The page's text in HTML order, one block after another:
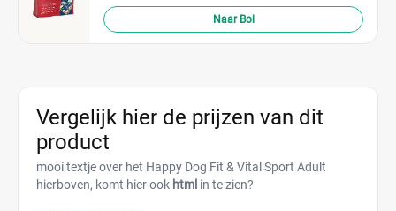
Naar Bol
Vergelijk hier de prijzen van dit
product
mooi textje over het Happy Dog Fit & Vital Sport Adult
hierboven, komt hier ook html in te zien?